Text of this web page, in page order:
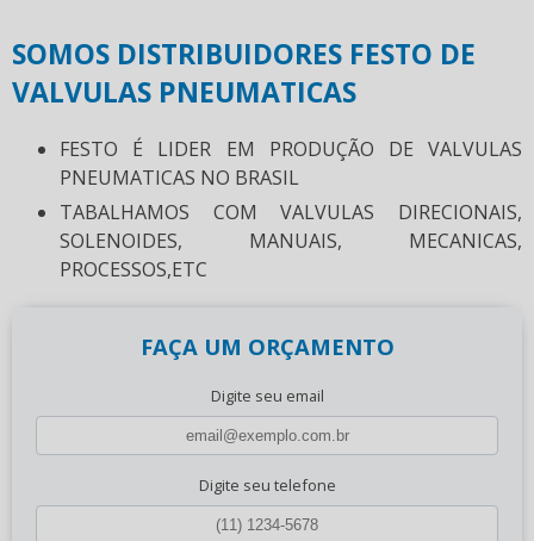
SOMOS DISTRIBUIDORES FESTO DE
VALVULAS PNEUMATICAS
FESTO É LIDER EM PRODUÇÃO DE VALVULAS
PNEUMATICAS NO BRASIL
TABALHAMOS COM VALVULAS DIRECIONAIS,
SOLENOIDES, MANUAIS, MECANICAS,
PROCESSOS,ETC
FAÇA UM ORÇAMENTO
Digite seu email
Digite seu telefone